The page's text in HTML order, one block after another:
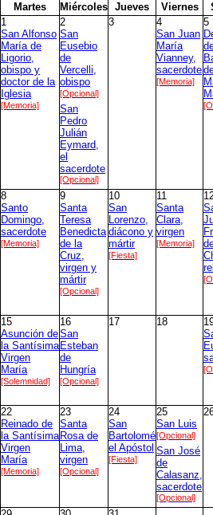
Martes Miércoles Jueves Viernes
1
San Alfonso
María de
Ligorio,
obispo y
doctor de la
Iglesia
[Memoria]
2
San
Eusebio
de
Vercelli,
obispo
[Opcional]
San
Pedro
Julián
Eymard,
el
sacerdote
[Opcional]
3
4
San Juan
María
Vianney,
sacerdote
[Memoria]
5
8
Santo
Domingo,
sacerdote
[Memoria]
9
Santa
Teresa
Benedicta
de la
Cruz,
virgen y
mártir
[Opcional]
10
San
Lorenzo,
diácono y
mártir
[Fiesta]
11
Santa
Clara,
virgen
[Memoria]
15
Asunción de
la Santísima
Virgen
María
[Solemnidad]
16
San
Esteban
de
Hungría
[Opcional]
17 18
22
Reinado de
la Santísima
Virgen
María
[Memoria]
23
Santa
Rosa de
Lima,
virgen
[Opcional]
24
San
Bartolomé
el Apóstol
[Fiesta]
25
San Luis
[Opcional]
San José
de
Calasanz,
sacerdote
[Opcional]